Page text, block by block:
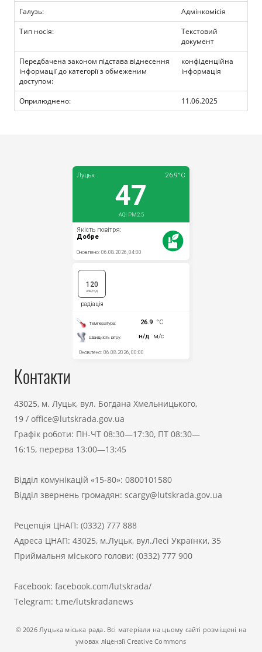
Галузь:
Адмінкомісія
Тип носія:
Текстовий
документ
Передбачена законом підстава віднесення
інформації до категорії з обмеженим
доступом:
конфіденційна
інформація
Оприлюднено: 11.06.2025
Контакти
43025, м. Луцьк, вул. Богдана Хмельницького,
19 / office@lutskrada.gov.ua
Графік роботи: ПН-ЧТ 08:30—17:30, ПТ 08:30—
16:15, перерва 13:00—13:45
Відділ комунікацій «15-80»: 0800101580
Відділ звернень громадян: scargy@lutskrada.gov.ua
Рецепція ЦНАП: (0332) 777 888
Адреса ЦНАП: 43025, м.Луцьк, вул.Лесі Українки, 35
Приймальня міського голови: (0332) 777 900
Facebook: facebook.com/lutskrada/
Telegram: t.me/lutskradanews
© 2026 Луцька міська рада. Всі матеріали на цьому сайті розміщені на
умовах ліцензії Creative Commons